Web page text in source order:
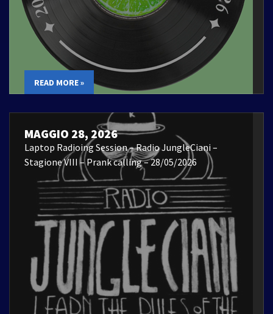
READ MORE »
MAGGIO 28, 2026
Laptop Radioing Session – Radio JungleCiani –
Stagione VIII – Prank calling – 28/05/2026